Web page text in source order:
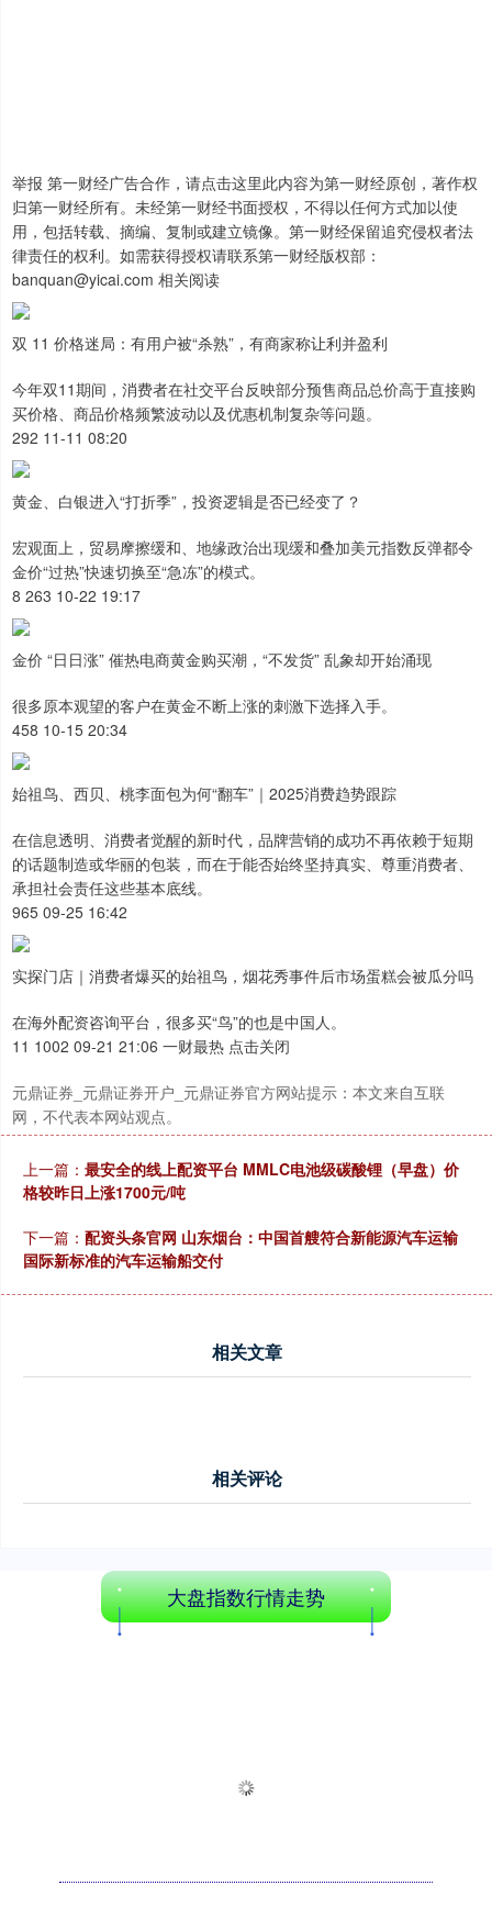
举报 第一财经广告合作，请点击这里此内容为第一财经原创，著作权
归第一财经所有。未经第一财经书面授权，不得以任何方式加以使
用，包括转载、摘编、复制或建立镜像。第一财经保留追究侵权者法
律责任的权利。如需获得授权请联系第一财经版权部：
banquan@yicai.com 相关阅读
双 11 价格迷局：有用户被“杀熟”，有商家称让利并盈利
今年双11期间，消费者在社交平台反映部分预售商品总价高于直接购
买价格、商品价格频繁波动以及优惠机制复杂等问题。
292 11-11 08:20
黄金、白银进入“打折季”，投资逻辑是否已经变了？
宏观面上，贸易摩擦缓和、地缘政治出现缓和叠加美元指数反弹都令
金价“过热”快速切换至“急冻”的模式。
8 263 10-22 19:17
金价 “日日涨” 催热电商黄金购买潮，“不发货” 乱象却开始涌现
很多原本观望的客户在黄金不断上涨的刺激下选择入手。
458 10-15 20:34
始祖鸟、西贝、桃李面包为何“翻车”｜2025消费趋势跟踪
在信息透明、消费者觉醒的新时代，品牌营销的成功不再依赖于短期
的话题制造或华丽的包装，而在于能否始终坚持真实、尊重消费者、
承担社会责任这些基本底线。
965 09-25 16:42
实探门店｜消费者爆买的始祖鸟，烟花秀事件后市场蛋糕会被瓜分吗
在海外配资咨询平台，很多买“鸟”的也是中国人。
11 1002 09-21 21:06 一财最热 点击关闭
元鼎证券_元鼎证券开户_元鼎证券官方网站提示：本文来自互联
网，不代表本网站观点。
上一篇： 最安全的线上配资平台 MMLC电池级碳酸锂（早盘）价
格较昨日上涨1700元/吨
下一篇： 配资头条官网 山东烟台：中国首艘符合新能源汽车运输
国际新标准的汽车运输船交付
相关文章
相关评论
大盘指数行情走势